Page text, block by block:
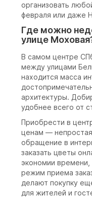
организовать
февраля или даже
Где можно
улице
В самом центре
между улицами
находится масса
архитектуры.
удобнее всего от
Приобрести в
ценам —
обращение в
заказать цветы
экономии времени,
режим приема
делают покупку
для жителей и